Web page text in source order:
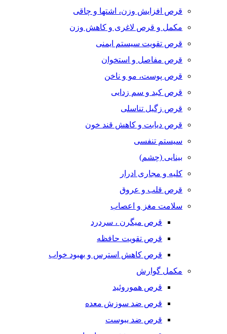
قرص افزایش وزن، اشتها و چاقی
مکمل و قرص لاغری و کاهش وزن
قرص تقویت سیستم ایمنی
قرص مفاصل و استخوان
قرص پوست، مو و ناخن
قرص کبد و سم زدایی
قرص زگیل تناسلی
قرص دیابت و کاهش قند خون
سیستم تنفسی
بینایی (چشم)
کلیه و مجاری ادرار
قرص قلب و عروق
سلامت مغز و اعصاب
قرص میگرن ، سردرد
قرص تقویت حافظه
قرص کاهش استرس و بهبود خواب
مکمل گوارش
قرص هموروئید
قرص ضد سوزش معده
قرص ضد یبوست